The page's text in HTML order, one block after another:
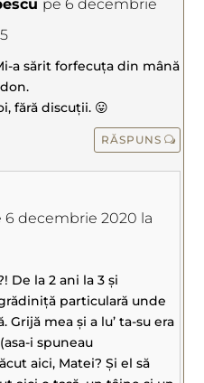
pe 6 decembrie
a sărit forfecuța din mână
fără discuții. 😛
RĂSPUNS
6 decembrie 2020 la
De la 2 ani la 3 și
particulară unde
Grijă mea și a lu’ ta-su era
i spuneau
aici, Matei? Și el să